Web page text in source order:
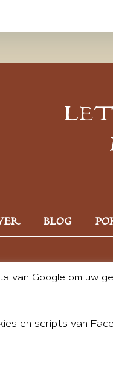
BLOG
PHOTOS & CONTENT BY
van Google om uw
en scripts van